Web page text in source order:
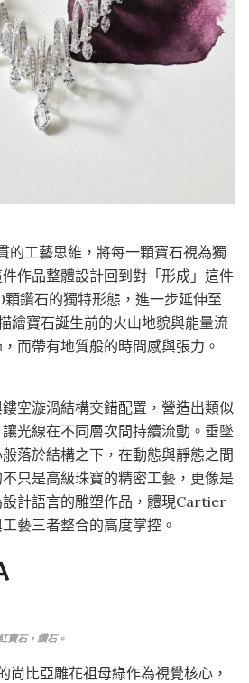
工藝思維，將每一顆寶石視為獨
作品整體設計回到對「形成」這件
鑽石的獨特形態，進一步延伸至
繪寶石誕生前的火山地貌與能量流
而帶有地質般的時間感與張力。
空漩渦結構交錯配置，營造出類似
光線在不同層次間持續流動。垂墜
落於結構之下，在動態與靜態之間
只是高級珠寶的精密工藝，更像是
計語言的雕塑作品，體現Cartier
藝三者整合的高度掌控。
寶石，鑽石。
尚比亞雕花祖母綠作為視覺核心，